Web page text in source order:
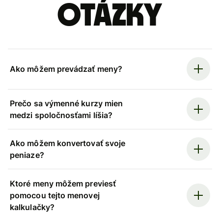
otázky
Ako môžem prevádzať meny?
Prečo sa výmenné kurzy mien
medzi spoločnosťami líšia?
Ako môžem konvertovať svoje
peniaze?
Ktoré meny môžem previesť
pomocou tejto menovej
kalkulačky?